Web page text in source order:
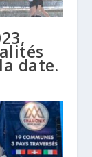
date.